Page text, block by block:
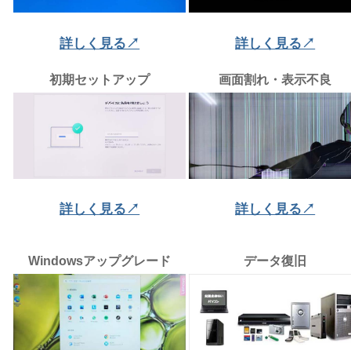
詳しく見る↗ 詳しく見る↗
初期セットアップ
詳しく見る↗
画面割れ・表示不良
詳しく見る↗
Windowsアップグレード データ復旧